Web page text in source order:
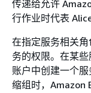
传递给允许
行作业时代表
在指定服务相关
务的权限。在某
账户中创建一个
缩组时，Amazon